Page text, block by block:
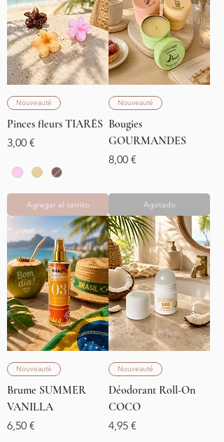
Nouveauté
Pinces fleurs TIARÉS
Precio
3,00 €
Agregar al carrito
Nouveauté
Bougies
GOURMANDES
Precio
8,00 €
Agotado
Nouveauté
Brume SUMMER
VANILLA
Precio
6,50 €
Nouveauté
Déodorant Roll-On
COCO
Precio
4,95 €